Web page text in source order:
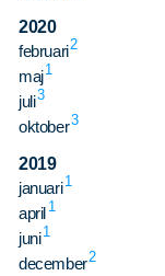
2020
februari2
maj1
juli3
oktober3
2019
januari1
april 1
juni1
december2